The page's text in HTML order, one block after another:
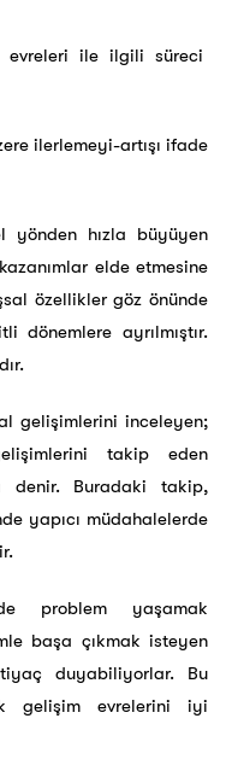
evreleri ile ilgili süreci
ilerlemeyi-artışı ifade
yönden hızla büyüyen
elde etmesine
özellikler göz önünde
dönemlere ayrılmıştır.
gelişimlerini inceleyen;
takip eden
denir. Buradaki takip,
yapıcı müdahalelerde
problem yaşamak
başa çıkmak isteyen
duyabiliyorlar. Bu
gelişim evrelerini iyi